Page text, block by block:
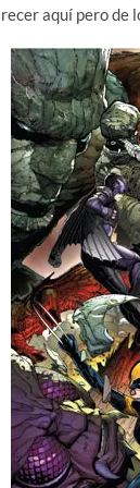
aquí pero de